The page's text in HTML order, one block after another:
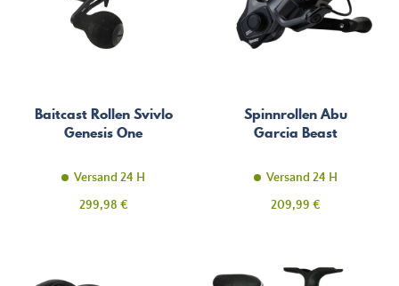
Baitcast Rollen Svivlo
Genesis One
Versand 24 H
Preis
299,98 €
Spinnrollen Abu
Garcia Beast
Versand 24 H
Preis
209,99 €